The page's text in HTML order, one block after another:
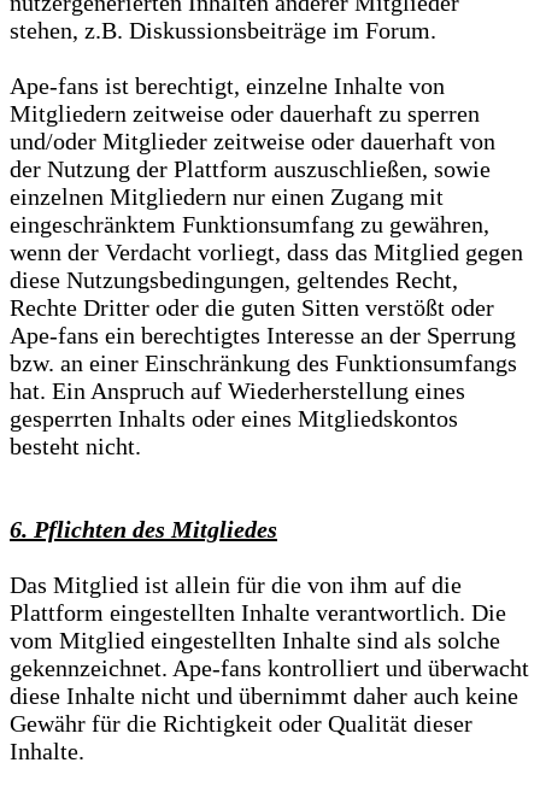
stehen, z.B. Diskussionsbeiträge im Forum.
Ape-fans ist berechtigt, einzelne Inhalte von
Mitgliedern zeitweise oder dauerhaft zu sperren
und/oder Mitglieder zeitweise oder dauerhaft von
der Nutzung der Plattform auszuschließen, sowie
einzelnen Mitgliedern nur einen Zugang mit
eingeschränktem Funktionsumfang zu gewähren,
wenn der Verdacht vorliegt, dass das Mitglied gegen
diese Nutzungsbedingungen, geltendes Recht,
Rechte Dritter oder die guten Sitten verstößt oder
Ape-fans ein berechtigtes Interesse an der Sperrung
bzw. an einer Einschränkung des Funktionsumfangs
hat. Ein Anspruch auf Wiederherstellung eines
gesperrten Inhalts oder eines Mitgliedskontos
besteht nicht.
6. Pflichten des Mitgliedes
Das Mitglied ist allein für die von ihm auf die
Plattform eingestellten Inhalte verantwortlich. Die
vom Mitglied eingestellten Inhalte sind als solche
gekennzeichnet. Ape-fans kontrolliert und überwacht
diese Inhalte nicht und übernimmt daher auch keine
Gewähr für die Richtigkeit oder Qualität dieser
Inhalte.